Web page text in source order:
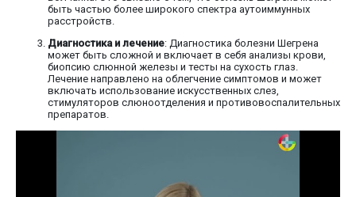
быть частью более широкого спектра аутоиммунных
расстройств.
Диагностика и лечение: Диагностика болезни Шегрена
может быть сложной и включает в себя анализы крови,
биопсию слюнной железы и тесты на сухость глаз.
Лечение направлено на облегчение симптомов и может
включать использование искусственных слез,
стимуляторов слюноотделения и противовоспалительных
препаратов.